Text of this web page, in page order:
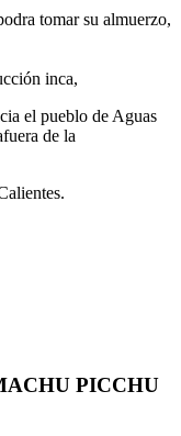
tomar su almuerzo,
inca,
el pueblo de Aguas
de la
PICCHU